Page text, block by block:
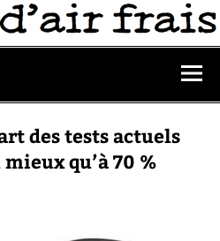
des tests actuels
qu’à 70 %